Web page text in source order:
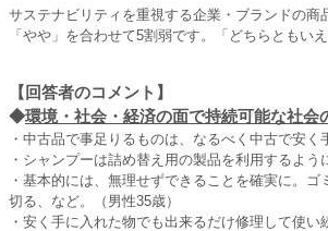
サステナビリティを重視する企業・ブランドの
「やや」を合わせて5割弱です。「どちらともい
【回答者のコメント】
◆環境・社会・経済の面で持続可能な社
・中古品で事足りるものは、なるべく中古で安
・シャンプーは詰め替え用の製品を利用するよ
・基本的には、無理せずできることを確実に。
切る、など。（男性35歳）
・安く手に入れた物でも出来るだけ修理して使い